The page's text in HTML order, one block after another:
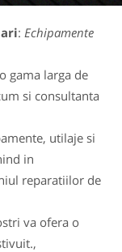
: Echipamente
gama larga de
si consultanta
utilaje si
in
reparatiilor de
va ofera o